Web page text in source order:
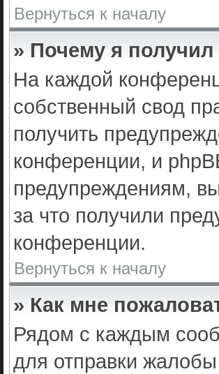
Вернуться к началу
» Почему я
На каждой
собственный свод
получить
конференции, и
предупреждениям,
за что получили
конференции.
Вернуться к началу
» Как мне
Рядом с каждым
для отправки